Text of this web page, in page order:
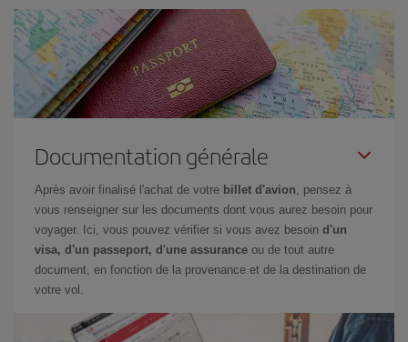
Documentation générale
Après avoir finalisé l'achat de votre billet d'avion, pensez à
vous renseigner sur les documents dont vous aurez besoin pour
voyager. Ici, vous pouvez vérifier si vous avez besoin d'un
visa, d'un passeport, d'une assurance ou de tout autre
document, en fonction de la provenance et de la destination de
votre vol.